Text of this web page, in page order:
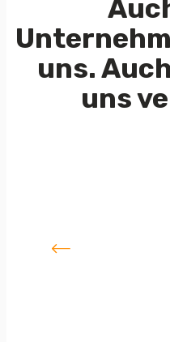
uns.
uns